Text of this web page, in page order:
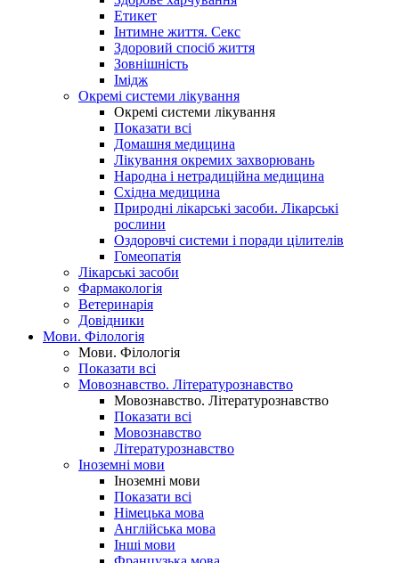
Етикет
Інтимне життя. Секс
Здоровий спосіб життя
Зовнішність
Імідж
Окремі системи лікування
Окремі системи лікування
Показати всі
Домашня медицина
Лікування окремих захворювань
Народна і нетрадиційна медицина
Східна медицина
Природні лікарські засоби. Лікарські
рослини
Оздоровчі системи і поради цілителів
Гомеопатія
Лікарські засоби
Фармакологія
Ветеринарія
Довідники
Мови. Філологія
Мови. Філологія
Показати всі
Мовознавство. Літературознавство
Мовознавство. Літературознавство
Показати всі
Мовознавство
Літературознавство
Іноземні мови
Іноземні мови
Показати всі
Німецька мова
Англійська мова
Інші мови